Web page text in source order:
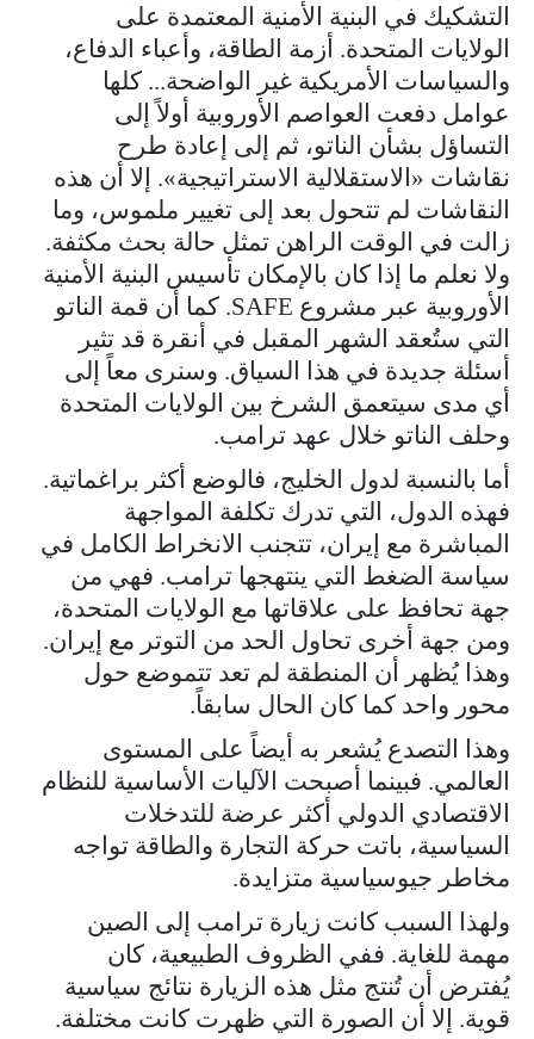
التشكيك في البنية الأمنية المعتمدة على
الولايات المتحدة. أزمة الطاقة، وأعباء الدفاع،
والسياسات الأمريكية غير الواضحة... كلها
عوامل دفعت العواصم الأوروبية أولاً إلى
التساؤل بشأن الناتو، ثم إلى إعادة طرح
نقاشات «الاستقلالية الاستراتيجية». إلا أن هذه
النقاشات لم تتحول بعد إلى تغيير ملموس، وما
زالت في الوقت الراهن تمثل حالة بحث مكثفة.
ولا نعلم ما إذا كان بالإمكان تأسيس البنية الأمنية
الأوروبية عبر مشروع SAFE. كما أن قمة الناتو
التي ستُعقد الشهر المقبل في أنقرة قد تثير
أسئلة جديدة في هذا السياق. وسنرى معاً إلى
أي مدى سيتعمق الشرخ بين الولايات المتحدة
وحلف الناتو خلال عهد ترامب.
أما بالنسبة لدول الخليج، فالوضع أكثر براغماتية.
فهذه الدول، التي تدرك تكلفة المواجهة
المباشرة مع إيران، تتجنب الانخراط الكامل في
سياسة الضغط التي ينتهجها ترامب. فهي من
جهة تحافظ على علاقاتها مع الولايات المتحدة،
ومن جهة أخرى تحاول الحد من التوتر مع إيران.
وهذا يُظهر أن المنطقة لم تعد تتموضع حول
محور واحد كما كان الحال سابقاً.
وهذا التصدع يُشعر به أيضاً على المستوى
العالمي. فبينما أصبحت الآليات الأساسية للنظام
الاقتصادي الدولي أكثر عرضة للتدخلات
السياسية، باتت حركة التجارة والطاقة تواجه
مخاطر جيوسياسية متزايدة.
ولهذا السبب كانت زيارة ترامب إلى الصين
مهمة للغاية. ففي الظروف الطبيعية، كان
يُفترض أن تُنتج مثل هذه الزيارة نتائج سياسية
قوية. إلا أن الصورة التي ظهرت كانت مختلفة.